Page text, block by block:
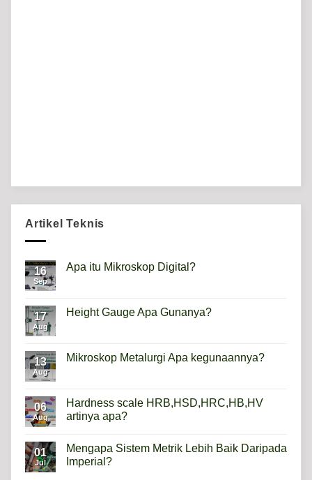
Artikel Teknis
16
Sep
Apa itu Mikroskop Digital?
Apa
itu
17
Aug
Height Gauge Apa Gunanya?
Height
Gauge
13
Aug
Mikroskop Metalurgi Apa kegunaannya?
Mikroskop
Metalurgi
Apa
06
Aug
Hardness scale HRB,HSD,HRC,HB,HV
artinya apa?
on
Hardness
scale
01
Jul
Mengapa Sistem Metrik Lebih Baik Daripada
Imperial?